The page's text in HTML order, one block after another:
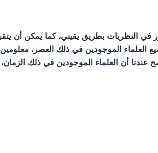
في النظريات بطريق يقيني، كما يمكن أن
العلماء الموجودين في ذلك العصر،
عندنا أن العلماء الموجودين في ذلك